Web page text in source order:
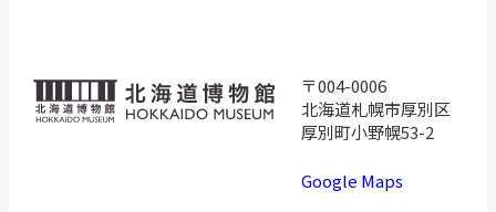
北
海
〒004-0006
北海道札幌市厚別区
厚別町小野幌53-2
Google Maps